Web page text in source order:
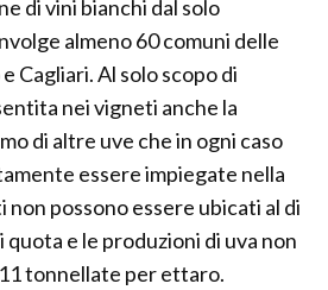
di vini bianchi dal solo
almeno 60 comuni delle
Cagliari. Al solo scopo di
nei vigneti anche la
di altre uve che in ogni caso
essere impiegate nella
possono essere ubicati al di
e le produzioni di uva non
tonnellate per ettaro.